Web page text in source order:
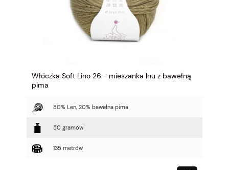
Włóczka Soft Lino 26 - mieszanka lnu z bawełną
pima
80% Len, 20% bawełna pima
50 gramów
135 metrów